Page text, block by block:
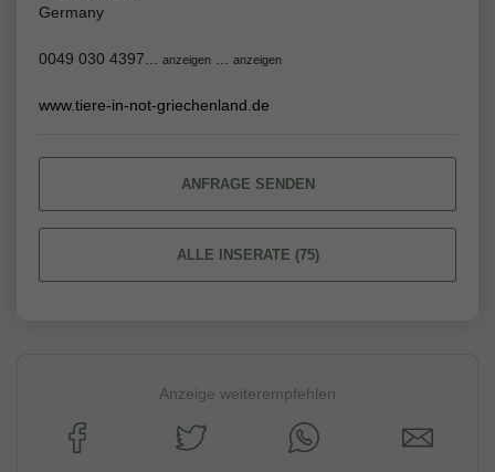
Germany
0049 030 4397... anzeigen ... anzeigen
www.tiere-in-not-griechenland.de
ANFRAGE SENDEN
ALLE INSERATE (75)
Anzeige weiterempfehlen